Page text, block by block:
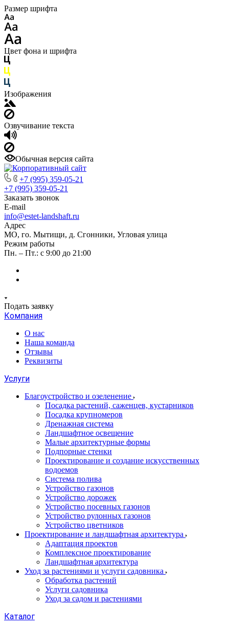
Размер шрифта
Цвет фона и шрифта
Изображения
Озвучивание текста
Обычная версия сайта
+7 (995) 359-05-21
+7 (995) 359-05-21
Заказать звонок
E-mail
info@estet-landshaft.ru
Адрес
МО, го. Мытищи, д. Сгонники, Угловая улица
Режим работы
Пн. – Пт.: с 9:00 до 21:00
Подать заявку
Компания
О нас
Наша команда
Отзывы
Реквизиты
Услуги
Благоустройство и озеленение
Посадка растений, саженцев, кустарников
Посадка крупномеров
Дренажная система
Ландшафтное освещение
Малые архитектурные формы
Подпорные стенки
Проектирование и создание искусственных
водоемов
Система полива
Устройство газонов
Устройство дорожек
Устройство посевных газонов
Устройство рулонных газонов
Устройство цветников
Проектирование и ландшафтная архитектура
Адаптация проектов
Комплексное проектирование
Ландшафтная архитектура
Уход за растениями и услуги садовника
Обработка растений
Услуги садовника
Уход за садом и растениями
Каталог